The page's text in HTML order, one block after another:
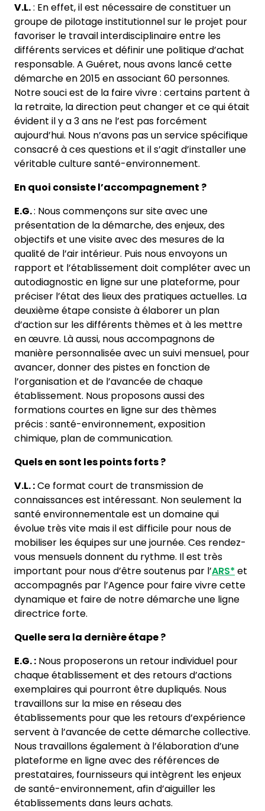
V.L.: En effet, il est nécessaire de constituer un
groupe de pilotage institutionnel sur le projet pour
favoriser le travail interdisciplinaire entre les
différents services et définir une politique d’achat
responsable. A Guéret, nous avons lancé cette
démarche en 2015 en associant 60 personnes.
Notre souci est de la faire vivre : certains partent à
la retraite, la direction peut changer et ce qui était
évident il y a 3 ans ne l’est pas forcément
aujourd’hui. Nous n’avons pas un service spécifique
consacré à ces questions et il s’agit d’installer une
véritable culture santé-environnement.
En quoi consiste l’accompagnement ?
E.G.: Nous commençons sur site avec une
présentation de la démarche, des enjeux, des
objectifs et une visite avec des mesures de la
qualité de l’air intérieur. Puis nous envoyons un
rapport et l’établissement doit compléter avec un
autodiagnostic en ligne sur une plateforme, pour
préciser l’état des lieux des pratiques actuelles. La
deuxième étape consiste à élaborer un plan
d’action sur les différents thèmes et à les mettre
en œuvre. Là aussi, nous accompagnons de
manière personnalisée avec un suivi mensuel, pour
avancer, donner des pistes en fonction de
l’organisation et de l’avancée de chaque
établissement. Nous proposons aussi des
formations courtes en ligne sur des thèmes
précis : santé-environnement, exposition
chimique, plan de communication.
Quels en sont les points forts ?
V.L. :Ce format court de transmission de
connaissances est intéressant. Non seulement la
santé environnementale est un domaine qui
évolue très vite mais il est difficile pour nous de
mobiliser les équipes sur une journée. Ces rendez-
vous mensuels donnent du rythme. Il est très
important pour nous d’être soutenus par l’ARS* et
accompagnés par l’Agence pour faire vivre cette
dynamique et faire de notre démarche une ligne
directrice forte.
Quelle sera la dernière étape ?
E.G. : Nous proposerons un retour individuel pour
chaque établissement et des retours d’actions
exemplaires qui pourront être dupliqués. Nous
travaillons sur la mise en réseau des
établissements pour que les retours d’expérience
servent à l’avancée de cette démarche collective.
Nous travaillons également à l’élaboration d’une
plateforme en ligne avec des références de
prestataires, fournisseurs qui intègrent les enjeux
de santé-environnement, afin d’aiguiller les
établissements dans leurs achats.